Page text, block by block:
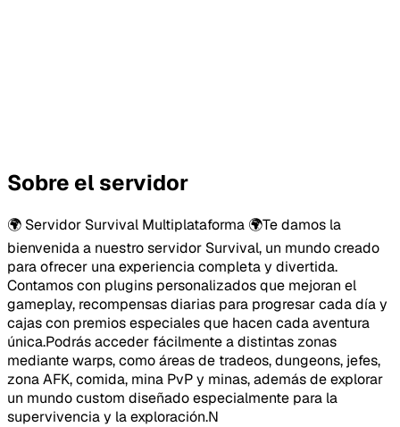
Sobre el servidor
🌍 Servidor Survival Multiplataforma 🌍Te damos la
bienvenida a nuestro servidor Survival, un mundo creado
para ofrecer una experiencia completa y divertida.
Contamos con plugins personalizados que mejoran el
gameplay, recompensas diarias para progresar cada día y
cajas con premios especiales que hacen cada aventura
única.Podrás acceder fácilmente a distintas zonas
mediante warps, como áreas de tradeos, dungeons, jefes,
zona AFK, comida, mina PvP y minas, además de explorar
un mundo custom diseñado especialmente para la
supervivencia y la exploración.N